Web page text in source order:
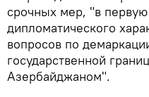
срочных мер, "в
дипломатического
вопросов по
государственной
Азербайджаном".